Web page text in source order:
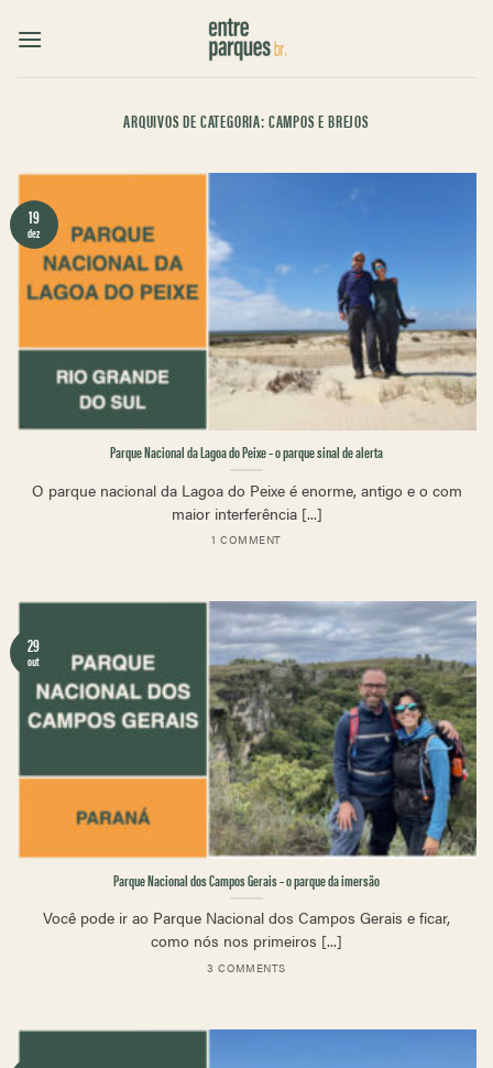
ARQUIVOS DE CATEGORIA:CAMPOS E BREJOS
Parque Nacional da Lagoa do Peixe – o parque sinal de alerta
O parque nacional da Lagoa do Peixe é enorme, antigo e o com
maior interferência [...]
1 COMMENT
19
dez
Parque Nacional dos Campos Gerais – o parque da imersão
Você pode ir ao Parque Nacional dos Campos Gerais e ficar,
como nós nos primeiros [...]
3 COMMENTS
29
out